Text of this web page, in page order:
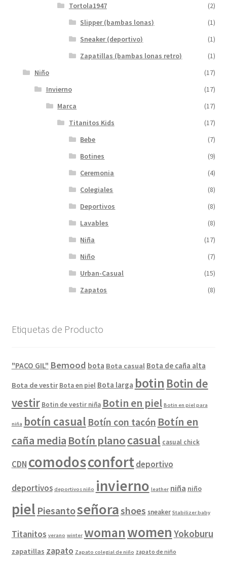
Tortola1947
(2)
Slipper (bambas lonas)
(1)
Sneaker (deportivo)
(1)
Zapatillas (bambas lonas retro)
(1)
Niño
(17)
Invierno
(17)
Marca
(17)
Titanitos Kids
(17)
Bebe
(7)
Botines
(9)
Ceremonia
(4)
Colegiales
(8)
Deportivos
(8)
Lavables
(8)
Niña
(17)
Niño
(7)
Urban-Casual
(15)
Zapatos
(8)
Etiquetas de Producto
"PACO GIL" Bemood bota Bota casual Bota de caña alta
Bota de vestir Bota en piel Bota larga botin Botin de
vestir Botin de vestir niña Botin en piel Botin en piel para
niña botín casual Botín con tacón Botín en
caña media Botín planocasual casual chick
CDN comodosconfortdeportivo
deportivos deportivos niño invierno leather niña niño
piel Piesantoseñorashoes sneaker Stabilizer baby
Titanitos verano winter womanwomen Yokoburu
zapatillas zapato Zapato colegial de niño zapato de niño